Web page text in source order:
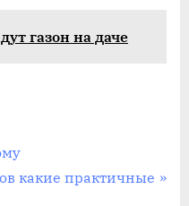
газон на даче
какие практичные